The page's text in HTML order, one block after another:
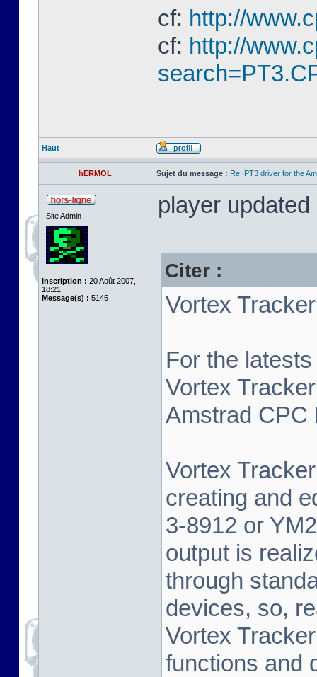
cf: http://
cf: http://
Haut
hERMOL Sujet du message : Re: PT3 driver for the
Site Admin
Inscription : 20 Août 2007,
18:21
Message(s) : 5145
player
Citer :
Vortex
For the
Vortex
Amstrad CPC
Vortex
creating and
3-8912 or
output is
through
devices, so,
Vortex
functions and